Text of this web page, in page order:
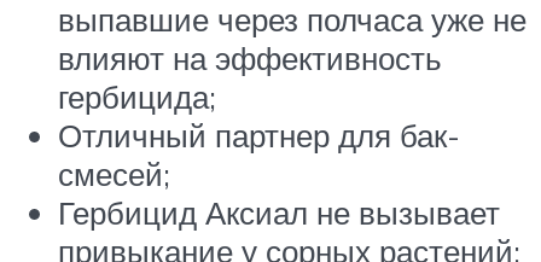
выпавшие через полчаса уже не
влияют на эффективность
гербицида;
Отличный партнер для бак-
смесей;
Гербицид Аксиал не вызывает
привыкание у сорных растений;